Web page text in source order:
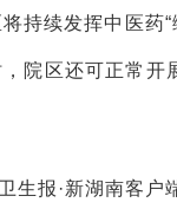
持续发挥中医药
院区还可正常开
生报·新湖南客户